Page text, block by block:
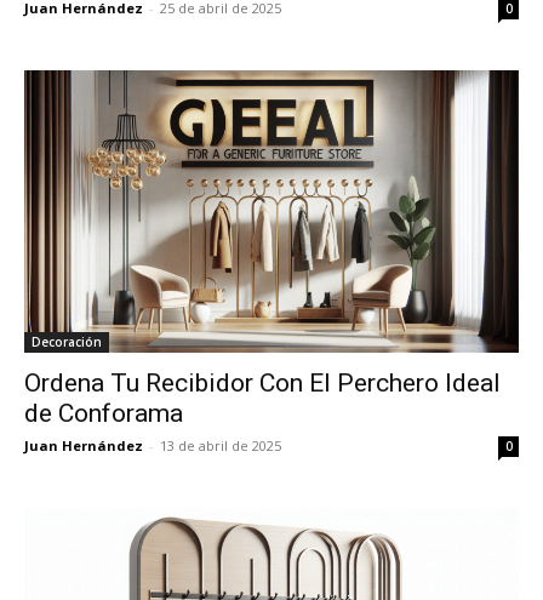
Juan Hernández - 25 de abril de 2025 0
Decoración
Ordena Tu Recibidor Con El Perchero Ideal
de Conforama
Juan Hernández - 13 de abril de 2025 0